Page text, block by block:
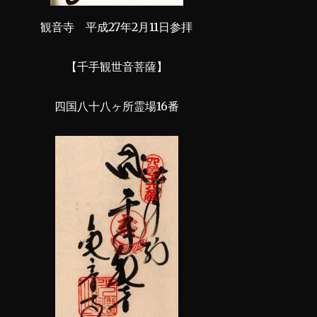
観音寺 平成27年2月11日参拝
【千手観世音菩薩】
四国八十八ヶ所霊場16番